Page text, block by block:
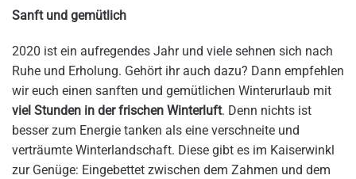
Sanft und gemütlich
2020 ist ein aufregendes Jahr und viele sehnen sich nach
Ruhe und Erholung. Gehört ihr auch dazu? Dann empfehlen
wir euch einen sanften und gemütlichen Winterurlaub mit
viel Stunden in der frischen Winterluft. Denn nichts ist
besser zum Energie tanken als eine verschneite und
verträumte Winterlandschaft. Diese gibt es im Kaiserwinkl
zur Genüge: Eingebettet zwischen dem Zahmen und dem